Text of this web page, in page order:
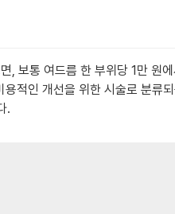
, 보통 여드름 한 부위당 1만 원
적인 개선을 위한 시술로 분류
.